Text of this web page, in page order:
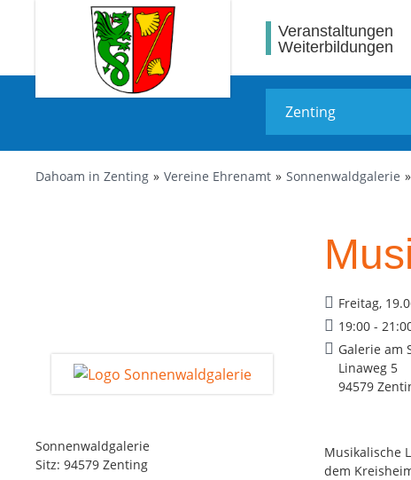
Veranstaltungen
Weiterbildungen
Dahoam in Zenting Vereine Ehrenamt Sonnenwaldgalerie
Sonnenwaldgalerie
Sitz: 94579 Zenting
Freitag,
19:00 -
Galerie am
Linaweg 5
94579
Musikalische
dem